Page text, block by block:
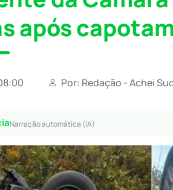
após
Por: Redação - Achei
Narração automática (IA)